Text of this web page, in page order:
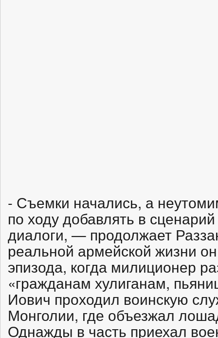
- Съемки начались, а
по ходу добавлять в
диалоги, — продолжает
реальной армейской жизни
эпизода, когда милиционер
«гражданам хулиганам,
Иович проходил воинскую
Монголии, где объезжал
Однажды в часть приехал